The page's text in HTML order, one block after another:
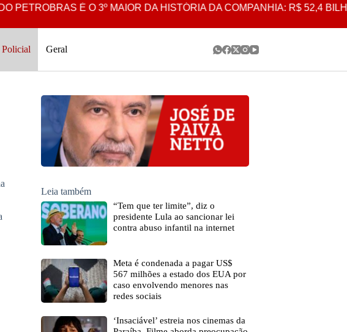
É O 3º MAIOR DA HISTÓRIA DA COMPANHIA: R$ 52,4
Policial Geral
Leia também
“Tem que ter limite”, diz o
presidente Lula ao sancionar lei
contra abuso infantil na internet
Meta é condenada a pagar US$
567 milhões a estado dos EUA por
caso envolvendo menores nas
redes sociais
‘Insaciável’ estreia nos cinemas da